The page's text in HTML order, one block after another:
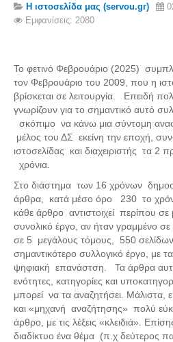
Σέρβου - Δορυφορική Google
Σερβαίοι
Σερβαίοι Συγγραφείς/Λογoτέχνες
Σερβαίοι Καλλιτέχνες
Γραφή Πατριωτών/Συνεργατών
Σερβαίοι Αγωνιστές/Πεσόντες
Σύνδεσμος Σερβαίων
Εφημερίδα Αρτοζήνος
Ηλεκτρονική έκδοση Αρτοζήνου
Θέματα και δράσεις Συνδέσμου
Ανακοινώσεις
Η ιστοσελίδα μας
Χάρτης του Site (Sitemap)
Η ιστοσελίδα μας (servou.gr)
Εμφανίσεις: 2080
Το φετινό Φεβρουάριο (2025)
τον Φεβρουάριο του 2009, που η
βρίσκεται σε λειτουργία. Επειδή
γνωρίζουν για το σημαντικό αυτό
σκόπιμο να κάνω μια σύντομη
μέλος του ΔΣ εκείνη την εποχή,
ιστοσελίδας και διαχειριστής τα 2
χρόνια.
Στο διάστημα των 16 χρόνων
άρθρα, κατά μέσο όρο 230 το
κάθε άρθρο αντιστοιχεί περίπου σε
συνολικό έργο, αν ήταν γραμμένο σε
σε 5 μεγάλους τόμους, 550
σημαντικότερο συλλογικό έργο, με
ψηφιακή επανάστση. Τα άρθρα
ενότητες, κατηγορίες και
μπορεί να τα αναζητήσει. Μάλιστα,
και «μηχανή αναζήτησης» πολύ
άρθρο, με τις λέξεις «κλειδιά».
διαδίκτυο ένα θέμα (π.χ δεύτερος